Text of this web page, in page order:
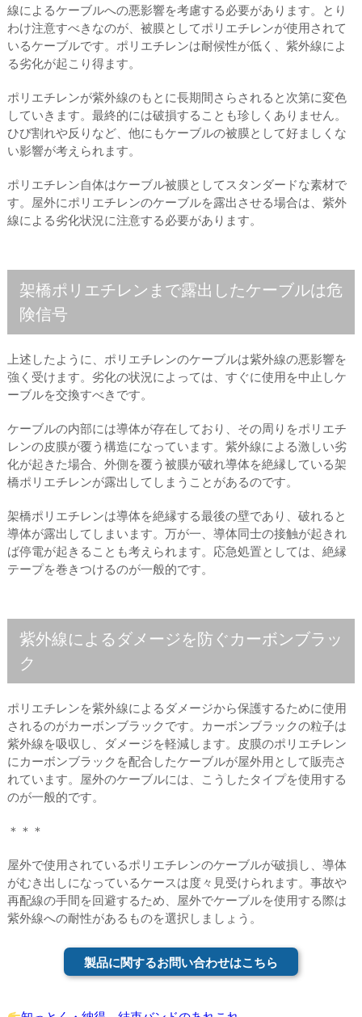
線によるケーブルへの悪影響を考慮する必要があります。とり
わけ注意すべきなのが、被膜としてポリエチレンが使用されて
いるケーブルです。ポリエチレンは耐候性が低く、紫外線によ
る劣化が起こり得ます。
ポリエチレンが紫外線のもとに長期間さらされると次第に変色
していきます。最終的には破損することも珍しくありません。
ひび割れや反りなど、他にもケーブルの被膜として好ましくな
い影響が考えられます。
ポリエチレン自体はケーブル被膜としてスタンダードな素材で
す。屋外にポリエチレンのケーブルを露出させる場合は、紫外
線による劣化状況に注意する必要があります。
架橋ポリエチレンまで露出したケーブルは危
険信号
上述したように、ポリエチレンのケーブルは紫外線の悪影響を
強く受けます。劣化の状況によっては、すぐに使用を中止しケ
ーブルを交換すべきです。
ケーブルの内部には導体が存在しており、その周りをポリエチ
レンの皮膜が覆う構造になっています。紫外線による激しい劣
化が起きた場合、外側を覆う被膜が破れ導体を絶縁している架
橋ポリエチレンが露出してしまうことがあるのです。
架橋ポリエチレンは導体を絶縁する最後の壁であり、破れると
導体が露出してしまいます。万が一、導体同士の接触が起きれ
ば停電が起きることも考えられます。応急処置としては、絶縁
テープを巻きつけるのが一般的です。
紫外線によるダメージを防ぐカーボンブラッ
ク
ポリエチレンを紫外線によるダメージから保護するために使用
されるのがカーボンブラックです。カーボンブラックの粒子は
紫外線を吸収し、ダメージを軽減します。皮膜のポリエチレン
にカーボンブラックを配合したケーブルが屋外用として販売さ
れています。屋外のケーブルには、こうしたタイプを使用する
のが一般的です。
＊＊＊
屋外で使用されているポリエチレンのケーブルが破損し、導体
がむき出しになっているケースは度々見受けられます。事故や
再配線の手間を回避するため、屋外でケーブルを使用する際は
紫外線への耐性があるものを選択しましょう。
製品に関するお問い合わせはこちら